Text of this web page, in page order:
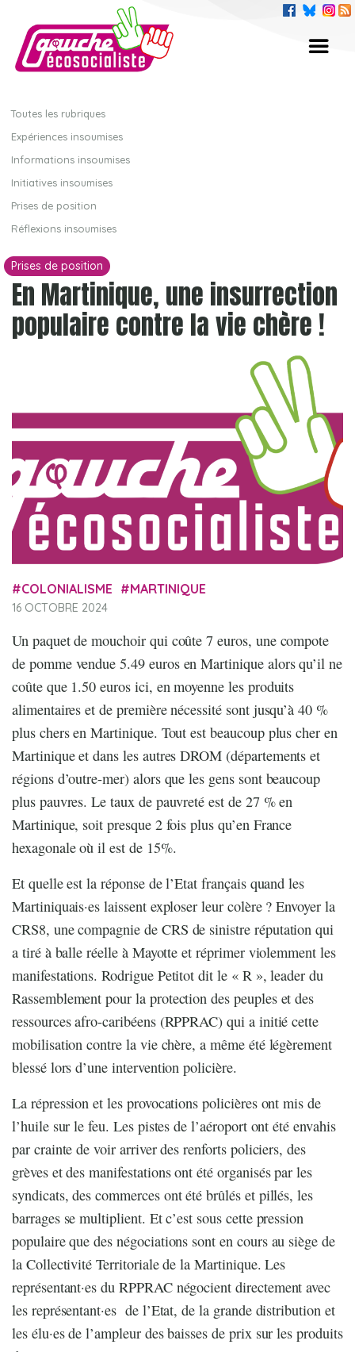
Toutes les rubriques
Expériences insoumises
Informations insoumises
Initiatives insoumises
Prises de position
Réflexions insoumises
Prises de position
En Martinique, une insurrection
populaire contre la vie chère !
COLONIALISME MARTINIQUE
16 OCTOBRE 2024
Un paquet de mouchoir qui coûte 7 euros, une compote
de pomme vendue 5.49 euros en Martinique alors qu’il ne
coûte que 1.50 euros ici, en moyenne les produits
alimentaires et de première nécessité sont jusqu’à 40 %
plus chers en Martinique. Tout est beaucoup plus cher en
Martinique et dans les autres DROM (départements et
régions d’outre-mer) alors que les gens sont beaucoup
plus pauvres. Le taux de pauvreté est de 27 % en
Martinique, soit presque 2 fois plus qu’en France
hexagonale où il est de 15%.
Et quelle est la réponse de l’Etat français quand les
Martiniquais·es laissent exploser leur colère ? Envoyer la
CRS8, une compagnie de CRS de sinistre réputation qui
a tiré à balle réelle à Mayotte et réprimer violemment les
manifestations. Rodrigue Petitot dit le « R », leader du
Rassemblement pour la protection des peuples et des
ressources afro-caribéens (RPPRAC) qui a initié cette
mobilisation contre la vie chère, a même été légèrement
blessé lors d’une intervention policière.
La répression et les provocations policières ont mis de
l’huile sur le feu. Les pistes de l’aéroport ont été envahis
par crainte de voir arriver des renforts policiers, des
grèves et des manifestations ont été organisés par les
syndicats, des commerces ont été brûlés et pillés, les
barrages se multiplient. Et c’est sous cette pression
populaire que des négociations sont en cours au siège de
la Collectivité Territoriale de la Martinique. Les
représentant·es du RPPRAC négocient directement avec
les représentant·es de l’Etat, de la grande distribution et
les élu·es de l’ampleur des baisses de prix sur les produits